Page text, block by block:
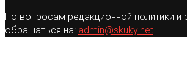
По вопросам редакционной политики и
обращаться на: admin@skuky.net